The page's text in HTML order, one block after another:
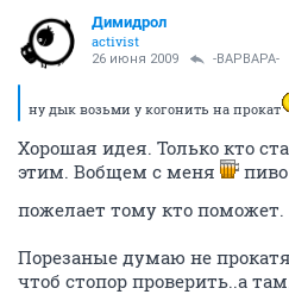
Димидрол
activist
26 июня 2009 -ВАРВАРА-
ну дык возьми у когонить на прокат
Хорошая идея. Только кто
этим. Вобщем с меня
пожелает тому кто поможет.
Порезаные думаю не
чтоб стопор проверить..а